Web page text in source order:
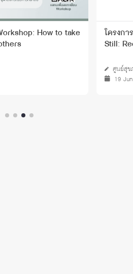
ริมสุขภาวะทางจิต From Storm to
Your Mind